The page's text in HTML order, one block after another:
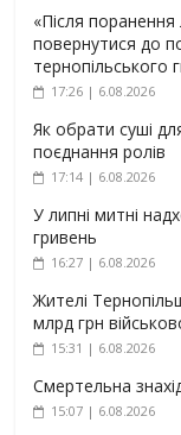
«Після
повернутися до
тернопільського
17:26 | 6.08.2026
Як обрати суші
поєднання ролів
17:14 | 6.08.2026
У липні митні
гривень
16:27 | 6.08.2026
Жителі
млрд грн
15:31 | 6.08.2026
Смертельна
15:07 | 6.08.2026